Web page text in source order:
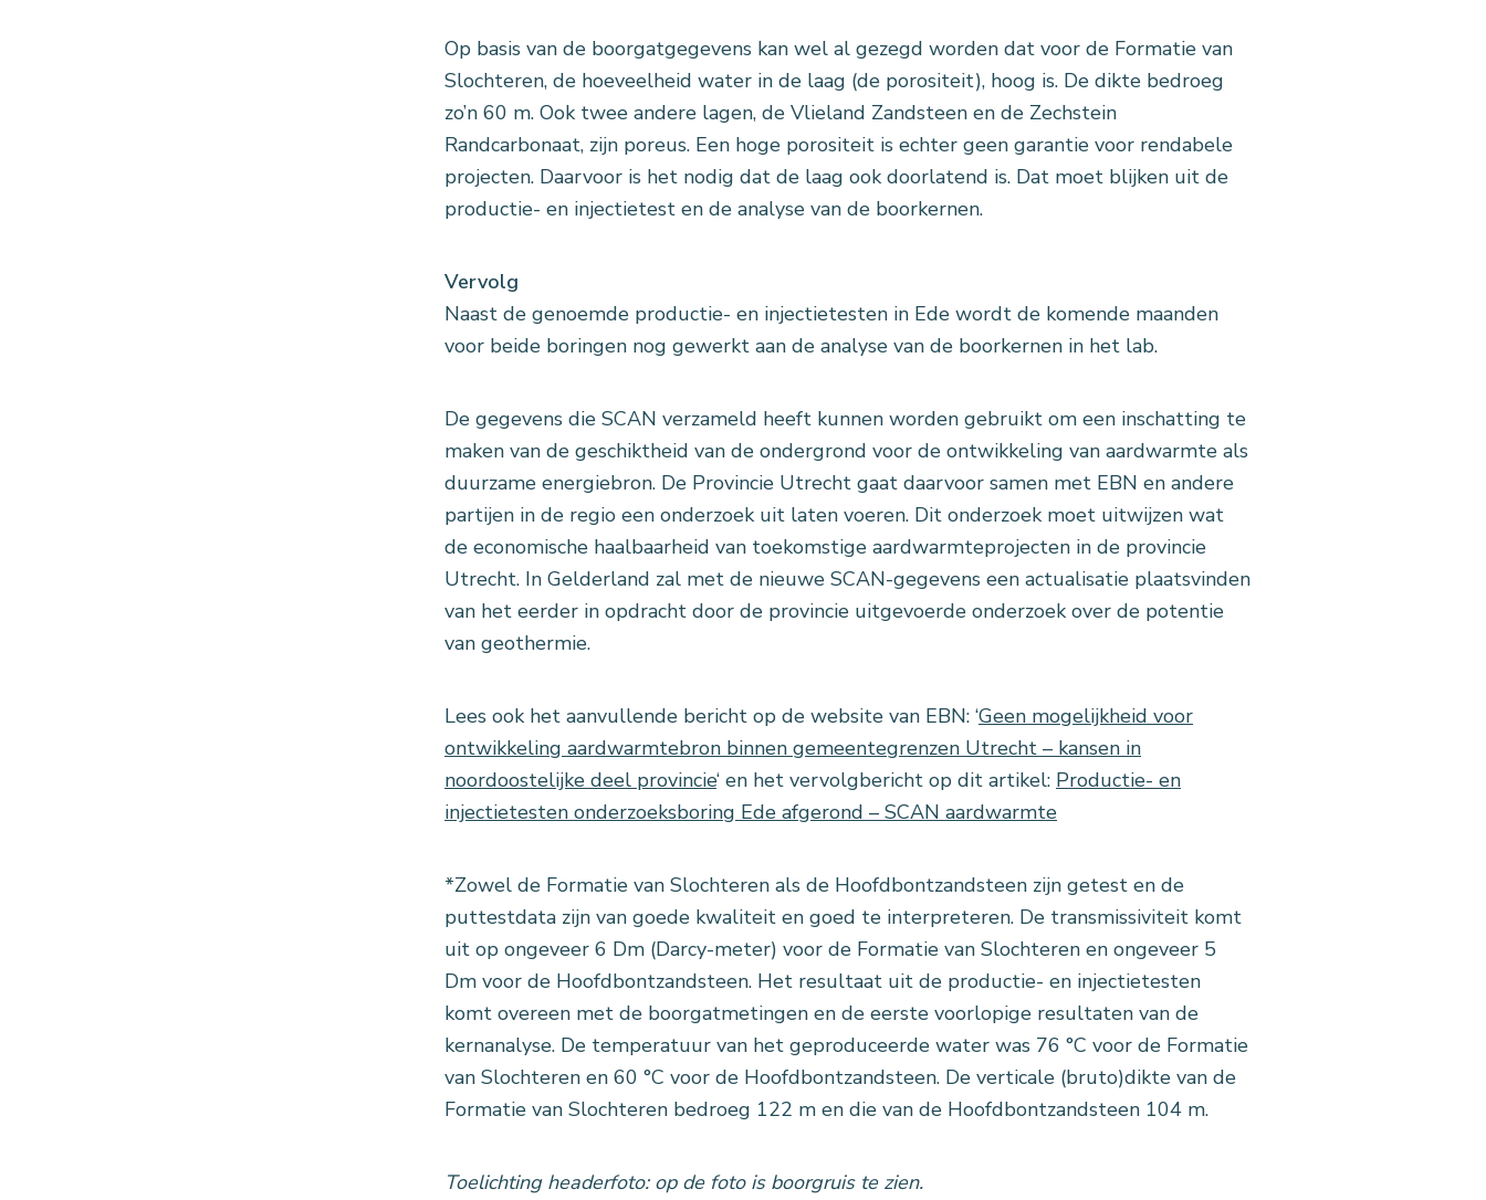
Op basis van de boorgatgegevens kan wel al gezegd worden dat voor de Formatie van
Slochteren, de hoeveelheid water in de laag (de porositeit), hoog is. De dikte bedroeg
zo’n 60 m. Ook twee andere lagen, de Vlieland Zandsteen en de Zechstein
Randcarbonaat, zijn poreus. Een hoge porositeit is echter geen garantie voor rendabele
projecten. Daarvoor is het nodig dat de laag ook doorlatend is. Dat moet blijken uit de
productie- en injectietest en de analyse van de boorkernen.
Vervolg
Naast de genoemde productie- en injectietesten in Ede wordt de komende maanden
voor beide boringen nog gewerkt aan de analyse van de boorkernen in het lab.
De gegevens die SCAN verzameld heeft kunnen worden gebruikt om een inschatting te
maken van de geschiktheid van de ondergrond voor de ontwikkeling van aardwarmte als
duurzame energiebron. De Provincie Utrecht gaat daarvoor samen met EBN en andere
partijen in de regio een onderzoek uit laten voeren. Dit onderzoek moet uitwijzen wat
de economische haalbaarheid van toekomstige aardwarmteprojecten in de provincie
Utrecht. In Gelderland zal met de nieuwe SCAN-gegevens een actualisatie plaatsvinden
van het eerder in opdracht door de provincie uitgevoerde onderzoek over de potentie
van geothermie.
Lees ook het aanvullende bericht op de website van EBN: ‘Geen mogelijkheid voor
ontwikkeling aardwarmtebron binnen gemeentegrenzen Utrecht – kansen in
noordoostelijke deel provincie‘ en het vervolgbericht op dit artikel: Productie- en
injectietesten onderzoeksboring Ede afgerond – SCAN aardwarmte
*Zowel de Formatie van Slochteren als de Hoofdbontzandsteen zijn getest en de
puttestdata zijn van goede kwaliteit en goed te interpreteren. De transmissiviteit komt
uit op ongeveer 6 Dm (Darcy-meter) voor de Formatie van Slochteren en ongeveer 5
Dm voor de Hoofdbontzandsteen. Het resultaat uit de productie- en injectietesten
komt overeen met de boorgatmetingen en de eerste voorlopige resultaten van de
kernanalyse. De temperatuur van het geproduceerde water was 76 °C voor de Formatie
van Slochteren en 60 °C voor de Hoofdbontzandsteen. De verticale (bruto)dikte van de
Formatie van Slochteren bedroeg 122 m en die van de Hoofdbontzandsteen 104 m.
Toelichting headerfoto: op de foto is boorgruis te zien.